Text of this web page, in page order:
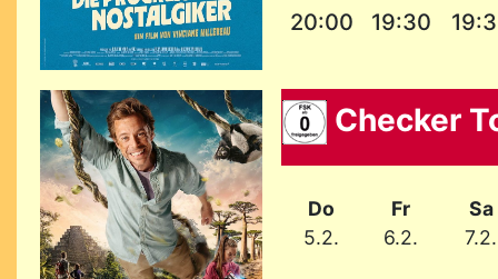
20:00 19:30
Checker
Do
5.2.
Fr
6.2.
Sa
7.2.